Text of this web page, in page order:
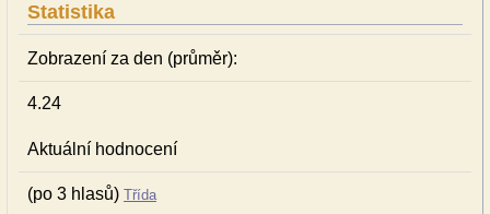
Statistika
Zobrazení za den (průměr):
4.24
Aktuální hodnocení
(po 3 hlasů) Třída